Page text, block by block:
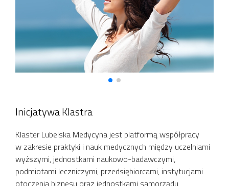
Inicjatywa Klastra
Klaster Lubelska Medycyna jest platformą współpracy
w zakresie praktyki i nauk medycznych między uczelniami
wyższymi, jednostkami naukowo-badawczymi,
podmiotami leczniczymi, przedsiębiorcami, instytucjami
otoczenia biznesu oraz jednostkami samorządu